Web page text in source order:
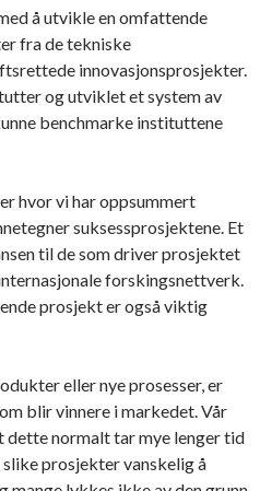
å utvikle en omfattende
fra de tekniske
innovasjonsprosjekter.
og utviklet et system av
benchmarke instituttene
hvor vi har oppsummert
suksessprosjektene. Et
til de som driver prosjektet
forskingsnettverk.
prosjekt er også viktig
eller nye prosesser, er
blir vinnere i markedet. Vår
normalt tar mye lenger tid
prosjekter vanskelig å